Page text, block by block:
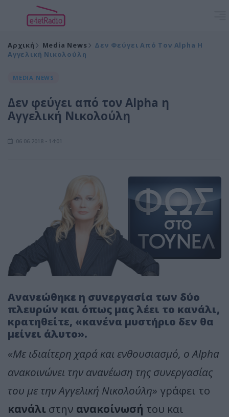
Αρχική Media News
Δεν Φεύγει Από Τον Alpha Η
Αγγελική Νικολούλη
MEDIA NEWS
Δεν φεύγει από τον Alpha η
Αγγελική Νικολούλη
06.06.2018 - 14:01
Ανανεώθηκε η συνεργασία των δύο
πλευρών και όπως μας λέει το κανάλι,
κρατηθείτε, «κανένα μυστήριο δεν θα
μείνει άλυτο».
«Με ιδιαίτερη χαρά και ενθουσιασμό, ο Alpha
ανακοινώνει την ανανέωση της συνεργασίας
του με την Αγγελική Νικολούλη» γράφει το
κανάλι στην ανακοίνωσή του και